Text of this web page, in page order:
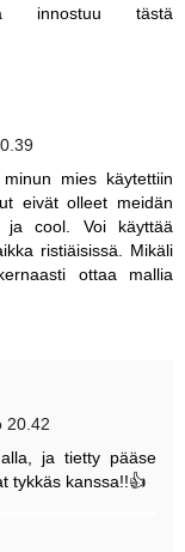
innostuu tästä
mies käytettiin
eivät olleet meidän
ja cool. Voi käyttää
ristiäisissä. Mikäli
ottaa mallia
20.42
ja tietty pääse
tykkäs kanssa!!👍